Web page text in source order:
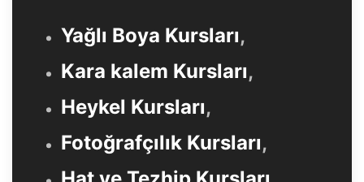
Yağlı Boya Kursları,
Kara kalem Kursları,
Heykel Kursları,
Fotoğrafçılık Kursları,